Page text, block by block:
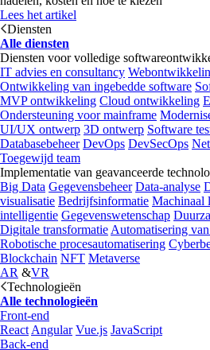
Lees het artikel
Diensten
Alle diensten
Diensten voor volledige
IT advies en consultancy
Ontwikkeling van ingebedde software
MVP ontwikkeling Cloud ontwikkeling
Ondersteuning voor mainframe
UI/UX ontwerp 3D ontwerp Software
Databasebeheer DevOps DevSecOps
Toegewijd team
Implementatie van geavanceerde
Big Data Gegevensbeheer Data-analyse
visualisatie Bedrijfsinformatie Machinaal
intelligentie Gegevenswetenschap
Digitale transformatie Automatisering
Robotische procesautomatisering
Blockchain NFT Metaverse
AR &VR
Technologieën
Alle technologieën
Front-end
React Angular Vue.js JavaScript
Back-end